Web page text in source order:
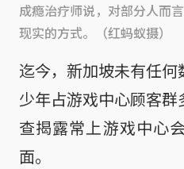
成瘾治疗师说，对部分人而
现实的方式。（红蚂蚁摄）
迄今，新加坡未有任
少年占游戏中心顾客
查揭露常上游戏中心
面。